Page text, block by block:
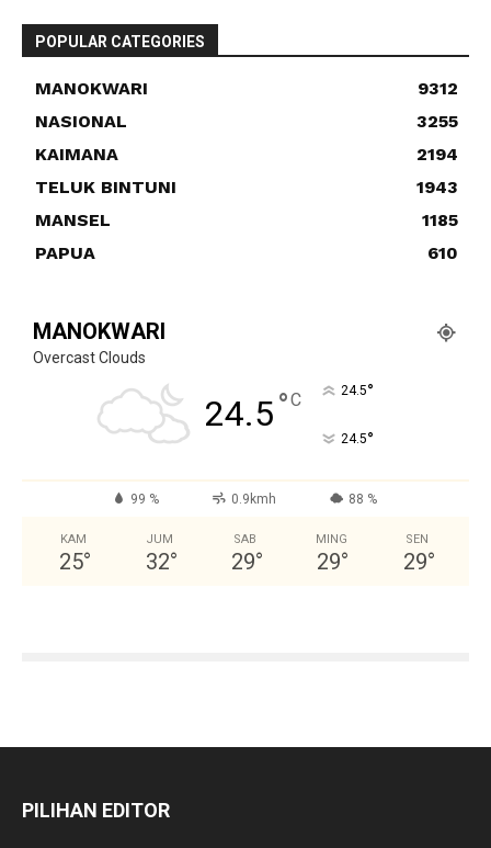
POPULAR CATEGORIES
MANOKWARI
9312
NASIONAL
3255
KAIMANA
2194
TELUK BINTUNI
1943
MANSEL
1185
PAPUA
610
MANOKWARI
Overcast Clouds
24.5°C 24.5°
24.5°
99 % 0.9kmh 88 %
KAM
25°
JUM
32°
SAB
29°
MING
29°
SEN
29°
PILIHAN EDITOR